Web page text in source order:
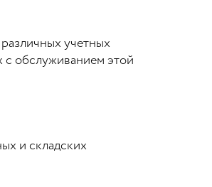
учетных
с обслуживанием этой
и складских